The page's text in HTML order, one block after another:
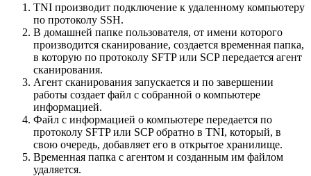
TNI производит подключение к удаленному компьютеру
по протоколу SSH.
В домашней папке пользователя, от имени которого
производится сканирование, создается временная папка,
в которую по протоколу SFTP или SCP передается агент
сканирования.
Агент сканирования запускается и по завершении
работы создает файл с собранной о компьютере
информацией.
Файл с информацией о компьютере передается по
протоколу SFTP или SCP обратно в TNI, который, в
свою очередь, добавляет его в открытое хранилище.
Временная папка с агентом и созданным им файлом
удаляется.